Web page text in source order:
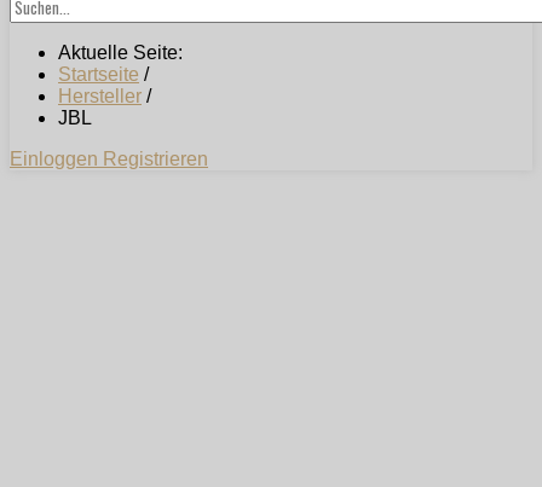
Aktuelle Seite:
Startseite /
Hersteller /
JBL
Einloggen Registrieren